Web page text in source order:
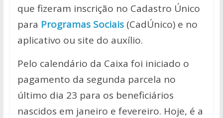
que fizeram inscrição no Cadastro Único
para Programas Sociais(CadÚnico) e no
aplicativo ou site do auxílio.
Pelo calendário da Caixa foi iniciado o
pagamento da segunda parcela no
último dia 23 para os beneficiários
nascidos em janeiro e fevereiro. Hoje, é a